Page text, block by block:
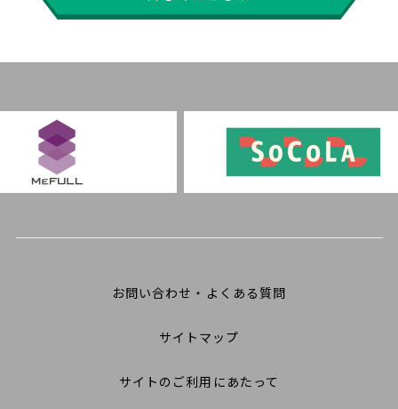
お問い合わせ・よくある質問
サイトマップ
サイトのご利用にあたって